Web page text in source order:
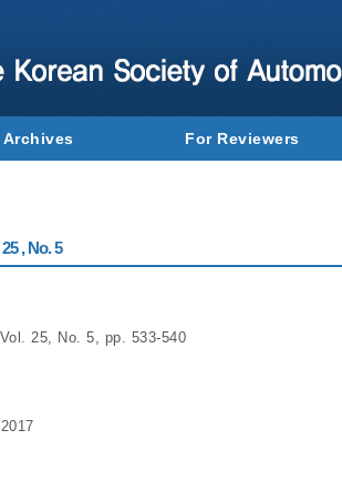
Archives For Reviewers
, No. 5
25, No. 5, pp. 533-540